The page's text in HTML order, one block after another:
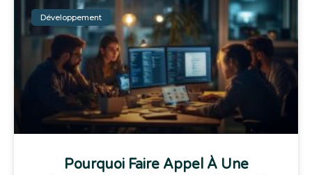
Développement
Pourquoi Faire Appel À Une